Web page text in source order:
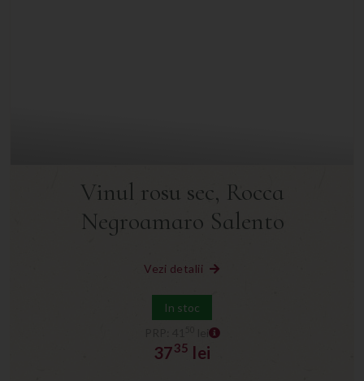
Vinul rosu sec, Rocca
Negroamaro Salento
Vezi detalii
In stoc
3735 lei